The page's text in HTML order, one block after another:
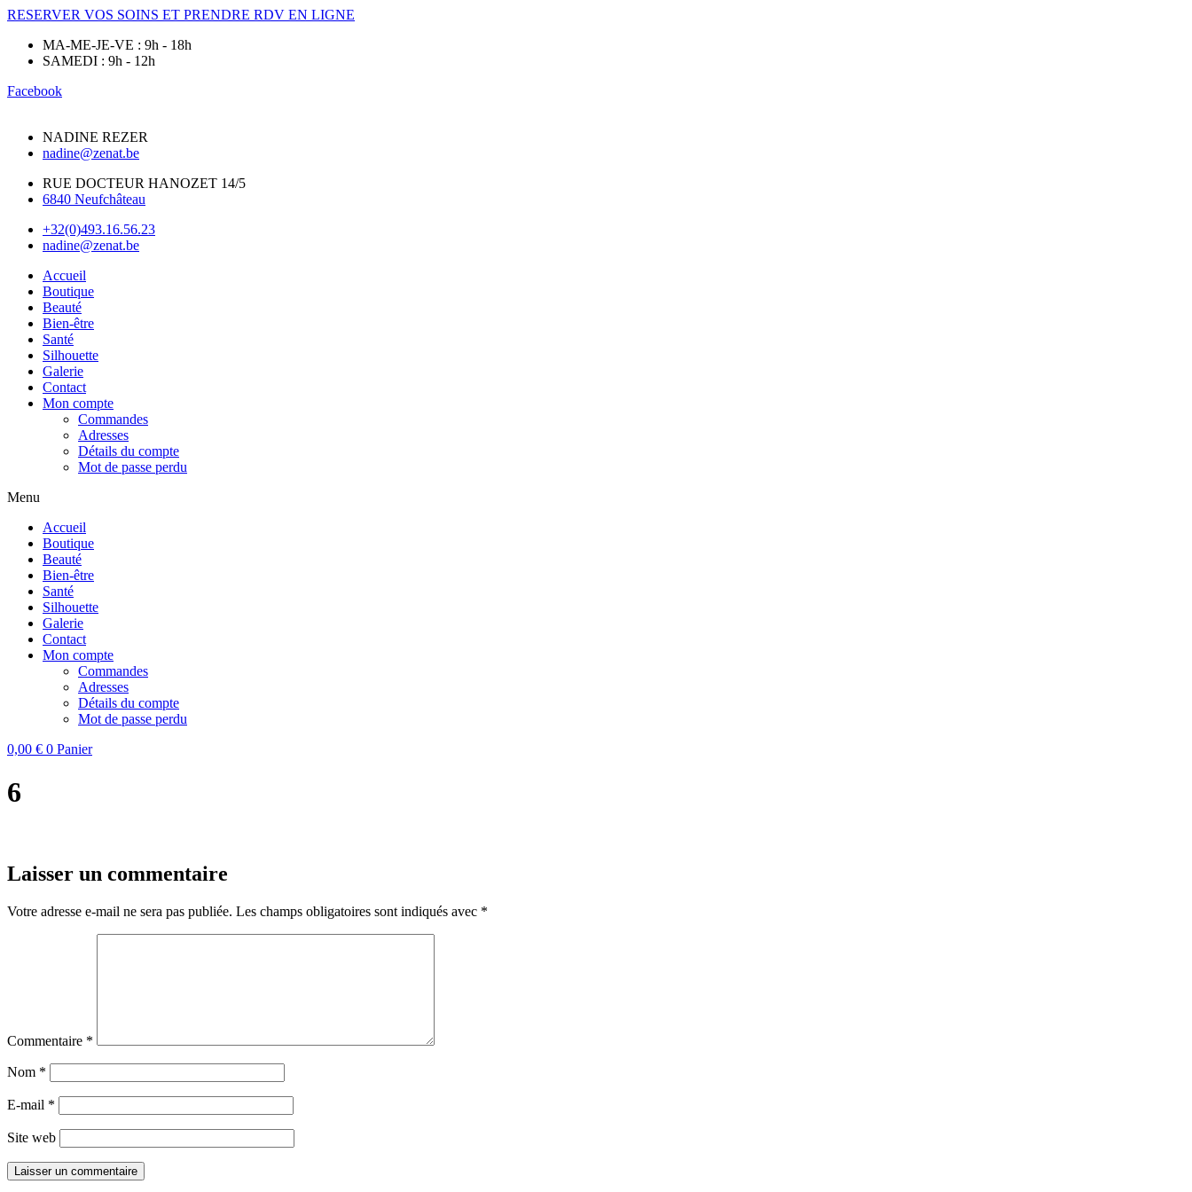
RESERVER VOS SOINS ET PRENDRE RDV EN LIGNE
MA-ME-JE-VE : 9h - 18h
SAMEDI : 9h - 12h
Facebook
NADINE REZER
nadine@zenat.be
RUE DOCTEUR HANOZET 14/5
6840 Neufchâteau
+32(0)493.16.56.23
nadine@zenat.be
Accueil
Boutique
Beauté
Bien-être
Santé
Silhouette
Galerie
Contact
Mon compte
Commandes
Adresses
Détails du compte
Mot de passe perdu
Menu
Accueil
Boutique
Beauté
Bien-être
Santé
Silhouette
Galerie
Contact
Mon compte
Commandes
Adresses
Détails du compte
Mot de passe perdu
0,00 € 0 Panier
6
Laisser un commentaire
Votre adresse e-mail ne sera pas publiée. Les champs obligatoires sont indiqués avec *
Commentaire *
Nom *
E-mail *
Site web